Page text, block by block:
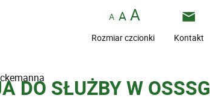
Rozmiar czcionki Kontakt
DO SŁUŻBY W OSSSG